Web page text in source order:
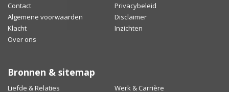
Contact
Privacybeleid
Algemene voorwaarden
Disclaimer
Klacht
Inzichten
Over ons
Bronnen & sitemap
Liefde & Relaties Werk & Carrière